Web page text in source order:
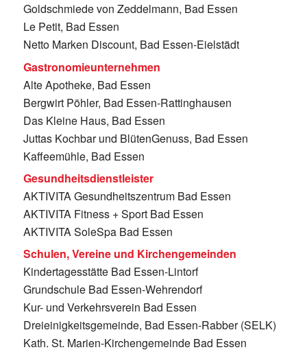
Goldschmiede von Zeddelmann, Bad Essen
Le Petit, Bad Essen
Netto Marken Discount, Bad Essen-Eielstädt
Gastronomieunternehmen
Alte Apotheke, Bad Essen
Bergwirt Pöhler, Bad Essen-Rattinghausen
Das Kleine Haus, Bad Essen
Juttas Kochbar und BlütenGenuss, Bad Essen
Kaffeemühle, Bad Essen
Gesundheitsdienstleister
AKTIVITA Gesundheitszentrum Bad Essen
AKTIVITA Fitness + Sport Bad Essen
AKTIVITA SoleSpa Bad Essen
Schulen, Vereine und Kirchengemeinden
Kindertagesstätte Bad Essen-Lintorf
Grundschule Bad Essen-Wehrendorf
Kur- und Verkehrsverein Bad Essen
Dreieinigkeitsgemeinde, Bad Essen-Rabber (SELK)
Kath. St. Marien-Kirchengemeinde Bad Essen